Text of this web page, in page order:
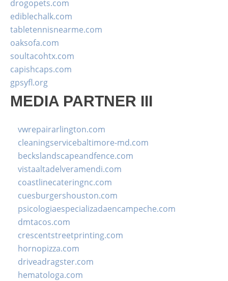
drogopets.com
ediblechalk.com
tabletennisnearme.com
oaksofa.com
soultacohtx.com
capishcaps.com
gpsyfl.org
MEDIA PARTNER III
vwrepairarlington.com
cleaningservicebaltimore-md.com
beckslandscapeandfence.com
vistaaltadelveramendi.com
coastlinecateringnc.com
cuesburgershouston.com
psicologiaespecializadaencampeche.com
dmtacos.com
crescentstreetprinting.com
hornopizza.com
driveadragster.com
hematologa.com